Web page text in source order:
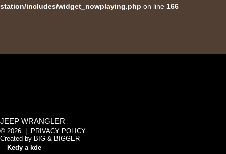
station/includes/widget_nowplaying.php on line 166
JEEP WRANGLER
© 2026 |
PRIVACY POLICY
Created by BIG & BIGGER
Kedy a kde